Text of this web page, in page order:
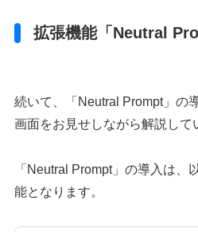
拡張機能「Neutral
続いて、「Neutral Prompt」の
画面をお見せしながら解説して
「Neutral Prompt」の導入は、
能となります。